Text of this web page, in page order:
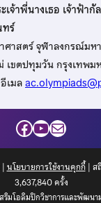
จ้าพี่นางเธอ เจ้าฟ้า
ทร์
าสตร์ จุฬาลงกรณ์มห
เขตปทุมวัน กรุงเทพม
อีเมล
Facebook
YouTube
Mail
| นโยบายการใช้งานคุกกี้| ส
3,637,840ครั้ง
มโอลิมปิกวิชาการและพัฒนา